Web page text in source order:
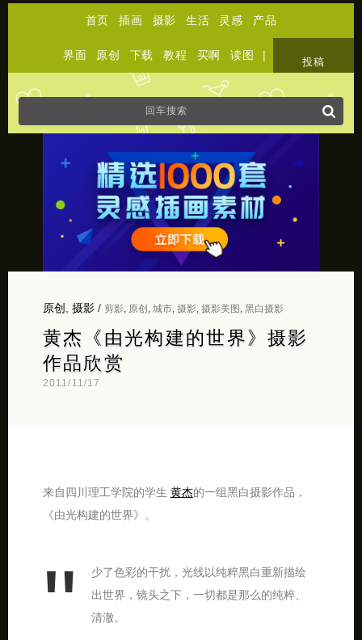
首页 插画 摄影 生活 灵感 产品
界面 原创 下载 教程 买啊 读图 |
投稿
原创 摄影/ 剪影, 原创 城市, 摄影, 摄影美图 黑白摄影
黄杰《由光构建的世界》摄影
作品欣赏
2011/11/17
来自四川理工学院的学生 黄杰的一组黑白摄影作品，
《由光构建的世界》。
少了色彩的干扰，光线以纯粹黑白重新描绘
出世界，镜头之下，一切都是那么的纯粹、
清澈。